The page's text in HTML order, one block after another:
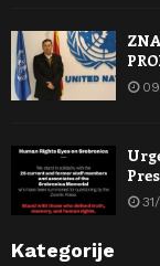
Kategorije